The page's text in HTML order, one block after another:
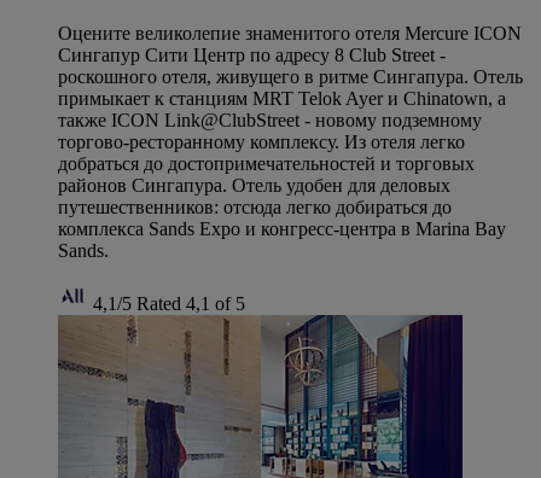
Оцените великолепие знаменитого отеля Mercure ICON
Сингапур Сити Центр по адресу 8 Club Street -
роскошного отеля, живущего в ритме Сингапура. Отель
примыкает к станциям MRT Telok Ayer и Chinatown, а
также ICON Link@ClubStreet - новому подземному
торгово-ресторанному комплексу. Из отеля легко
добраться до достопримечательностей и торговых
районов Сингапура. Отель удобен для деловых
путешественников: отсюда легко добираться до
комплекса Sands Expo и конгресс-центра в Marina Bay
Sands.
4,1/5 Rated 4,1 of 5